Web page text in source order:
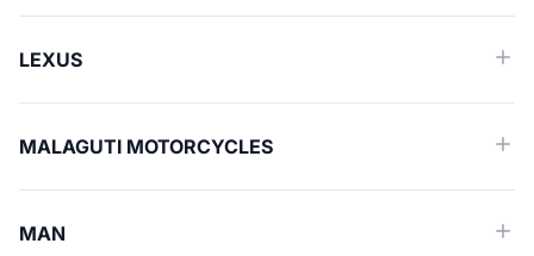
LEXUS
MALAGUTI MOTORCYCLES
MAN